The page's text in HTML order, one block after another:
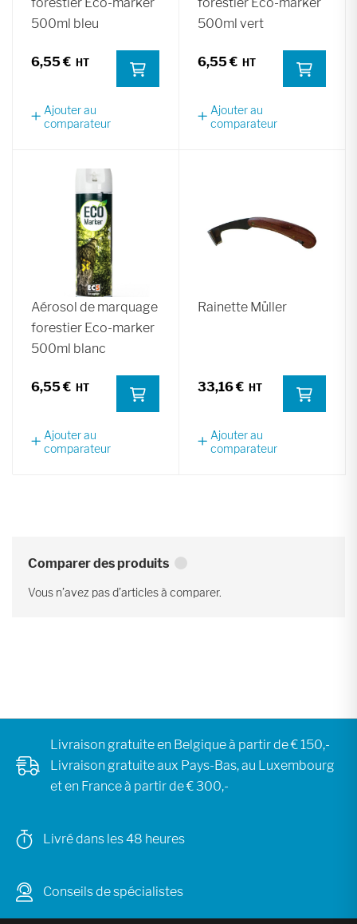
500ml bleu
6,55 €
Ajouter au
comparateur
500ml vert
6,55 €
Ajouter au
comparateur
Aérosol de marquage
forestier Eco-marker
500ml blanc
6,55 €
Ajouter au
comparateur
Rainette Müller
33,16 €
Ajouter au
comparateur
Comparer des produits
Vous n’avez pas d’articles à comparer.
Livraison gratuite en Belgique à partir de € 150,-
Livraison gratuite aux Pays-Bas, au Luxembourg
et en France à partir de € 300,-
Livré dans les 48 heures
Conseils de spécialistes